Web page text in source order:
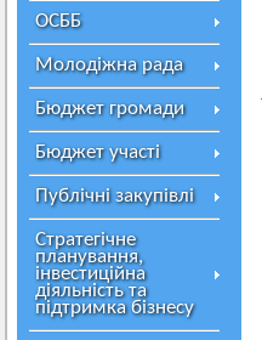
ОСББ
Молодіжна рада
Бюджет громади
Бюджет участі
Публічні закупівлі
Стратегічне
планування,
інвестиційна
діяльність та
підтримка бізнесу